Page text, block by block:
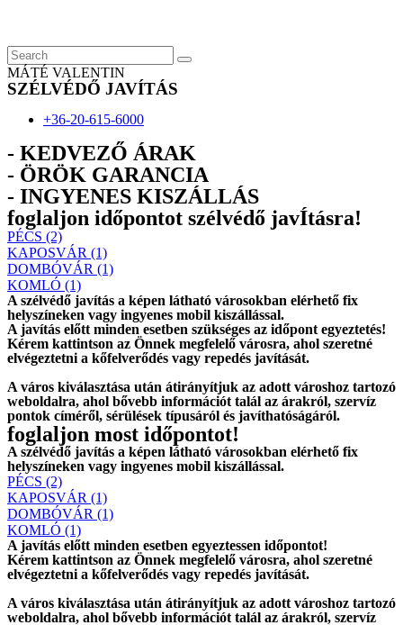
content
MÁTÉ VALENTIN
SZÉLVÉDŐ JAVÍTÁS
+36-20-615-6000
- KEDVEZŐ ÁRAK
- ÖRÖK GARANCIA
- INGYENES KISZÁLLÁS
foglaljon időpontot szélvédő javÍtásra!
PÉCS (2)
KAPOSVÁR (1)
DOMBÓVÁR (1)
KOMLÓ (1)
A szélvédő javítás a képen látható városokban elérhető fix
helyszíneken vagy ingyenes mobil kiszállással.
A javítás előtt minden esetben szükséges az időpont egyeztetés!
Kérem kattintson az Önnek megfelelő városra, ahol szeretné
elvégeztetni a kőfelverődés vagy repedés javítását.
A város kiválasztása után átirányítjuk az adott városhoz tartozó
weboldalra, ahol bővebb információt talál az árakról, szervíz
pontok címéről, sérülések típusáról és javíthatóságáról.
foglaljon most időpontot!
A szélvédő javítás a képen látható városokban elérhető fix
helyszíneken vagy ingyenes mobil kiszállással.
PÉCS (2)
KAPOSVÁR (1)
DOMBÓVÁR (1)
KOMLÓ (1)
A javítás előtt minden esetben egyeztessen időpontot!
Kérem kattintson az Önnek megfelelő városra, ahol szeretné
elvégeztetni a kőfelverődés vagy repedés javítását.
A város kiválasztása után átirányítjuk az adott városhoz tartozó
weboldalra, ahol bővebb információt talál az árakról, szervíz